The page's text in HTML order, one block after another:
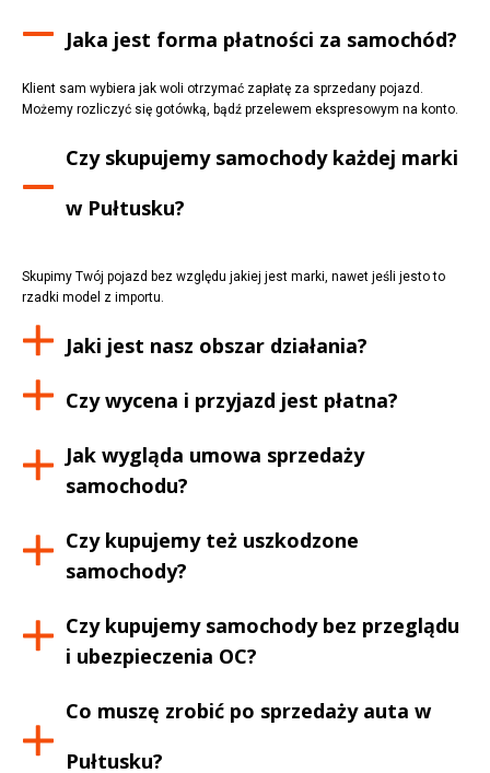
Jaka jest forma płatności za samochód?
Klient sam wybiera jak woli otrzymać zapłatę za sprzedany pojazd.
Możemy rozliczyć się gotówką, bądź przelewem ekspresowym na konto.
Czy skupujemy samochody każdej marki
w Pułtusku?
Skupimy Twój pojazd bez względu jakiej jest marki, nawet jeśli jesto to
rzadki model z importu.
Jaki jest nasz obszar działania?
Czy wycena i przyjazd jest płatna?
Jak wygląda umowa sprzedaży
samochodu?
Czy kupujemy też uszkodzone
samochody?
Czy kupujemy samochody bez przeglądu
i ubezpieczenia OC?
Co muszę zrobić po sprzedaży auta w
Pułtusku?